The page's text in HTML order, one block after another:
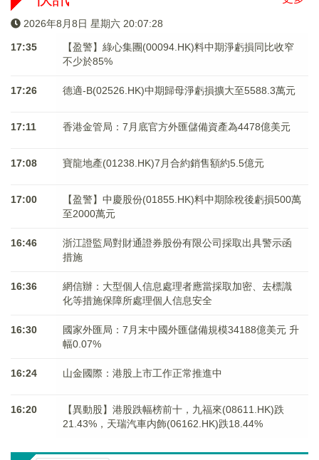
2026年8月8日 星期六 20:07:28
17:35
【盈警】綠心集團(00094.HK)料中期淨虧損同比收窄
不少於85%
17:26 德適-B(02526.HK)中期歸母淨虧損擴大至5588.3萬元
17:11 香港金管局：7月底官方外匯儲備資產為4478億美元
17:08 寶龍地產(01238.HK)7月合約銷售額約5.5億元
17:00
【盈警】中慶股份(01855.HK)料中期除稅後虧損500萬
至2000萬元
16:46
浙江證監局對財通證券股份有限公司採取出具警示函
措施
16:36
網信辦：大型個人信息處理者應當採取加密、去標識
化等措施保障所處理個人信息安全
16:30
國家外匯局：7月末中國外匯儲備規模34188億美元 升
幅0.07%
16:24 山金國際：港股上市工作正常推進中
16:20
【異動股】港股跌幅榜前十，九福來(08611.HK)跌
21.43%，天瑞汽車内飾(06162.HK)跌18.44%